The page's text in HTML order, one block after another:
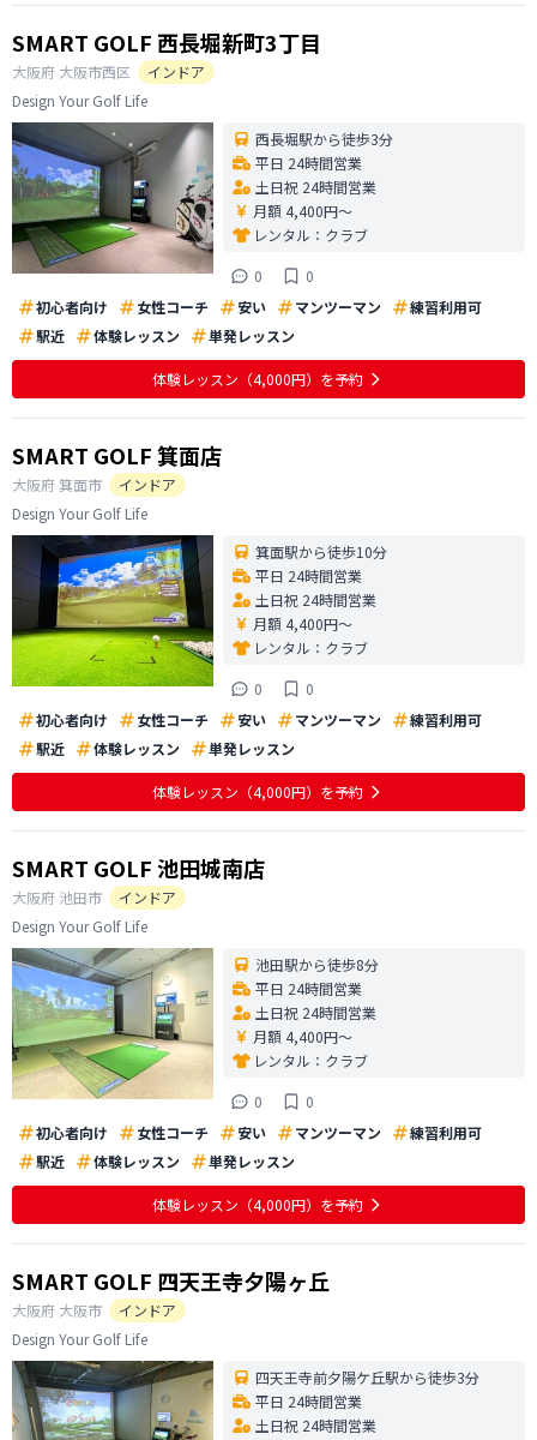
SMART GOLF 西長堀新町3丁目
大阪府 大阪市西区
インドア
Design Your Golf Life
西長堀駅から徒歩3分
平日 24時間営業
土日祝 24時間営業
月額 4,400円〜
レンタル： クラブ
0
0
初心者向け
女性コーチ 安い マンツーマン
練習利用可
駅近
体験レッスン 単発レッスン
体験レッスン （4,000円） を予約
SMART GOLF 箕面店
大阪府箕面市
インドア
Design Your Golf Life
箕面駅から徒歩10分
平日 24時間営業
土日祝 24時間営業
月額 4,400円〜
レンタル： クラブ
0
0
初心者向け
女性コーチ 安い マンツーマン
練習利用可
駅近
体験レッスン 単発レッスン
体験レッスン （4,000円） を予約
SMART GOLF 池田城南店
大阪府 池田市
インドア
Design Your Golf Life
池田駅から徒歩8分
平日 24時間営業
土日祝 24時間営業
月額 4,400円〜
レンタル： クラブ
0
0
初心者向け
女性コーチ 安い マンツーマン
練習利用可
駅近
体験レッスン 単発レッスン
体験レッスン （4,000円） を予約
SMART GOLF 四天王寺夕陽ヶ丘
大阪府 大阪市
インドア
Design Your Golf Life
四天王寺前夕陽ケ丘駅から徒歩3分
平日 24時間営業
土日祝 24時間営業